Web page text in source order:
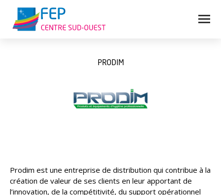
PRODIM
Prodim est une entreprise de distribution qui contribue à la
création de valeur de ses clients en leur apportant de
l’innovation, de la compétitivité, du support opérationnel